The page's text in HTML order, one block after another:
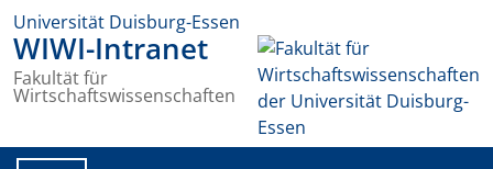
Universität Duisburg-Essen
WIWI-Intranet
Fakultät für
Wirtschaftswissenschaften